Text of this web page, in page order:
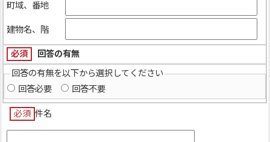
町域、番地
建物名、階
必須
回答の有無
回答の有無を以下から選択してください
回答必要
回答不要
必須 件名